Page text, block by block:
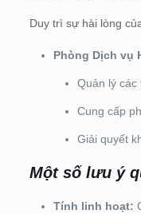
Duy trì sự hài lòng
Phòng Dịch vụ
Quản lý các
Cung cấp
Giải quyết
Một số lưu ý
Tính linh hoạt: